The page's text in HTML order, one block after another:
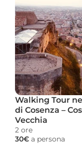
Walking Tour
di Cosenza –
Vecchia
2 ore
30€ a persona